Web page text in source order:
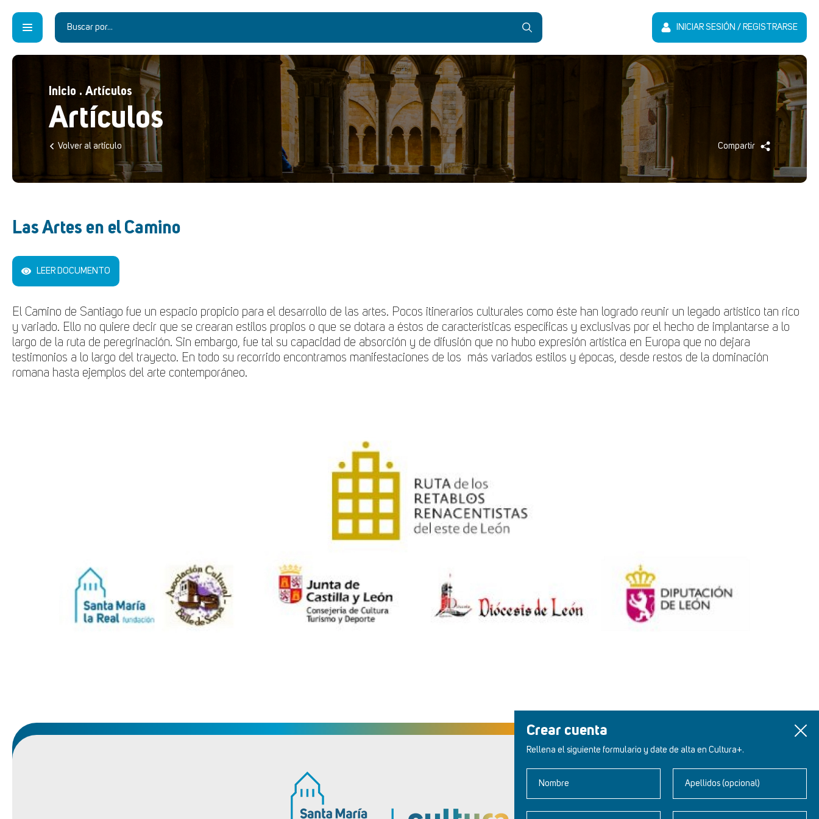
Crear cuenta
Rellena el siguiente formulario y date de alta en Cultura+.
Nombre Apellidos (opcional)
INICIAR SESIÓN / REGISTRARSE
Inicio . Artículos
Artículos
Volver al artículo Compartir
Las Artes en el Camino
LEER DOCUMENTO
El Camino de Santiago fue un espacio propicio para el desarrollo de las artes. Pocos itinerarios culturales como éste han logrado reunir un legado artístico tan rico
y variado. Ello no quiere decir que se crearan estilos propios o que se dotara a éstos de características específicas y exclusivas por el hecho de implantarse a lo
largo de la ruta de peregrinación. Sin embargo, fue tal su capacidad de absorción y de difusión que no hubo expresión artística en Europa que no dejara
testimonios a lo largo del trayecto. En todo su recorrido encontramos manifestaciones de los más variados estilos y épocas, desde restos de la dominación
romana hasta ejemplos del arte contemporáneo.